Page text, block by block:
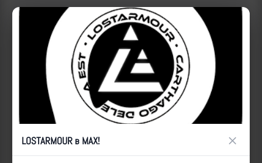
LOSTARMOUR в MAX! ×